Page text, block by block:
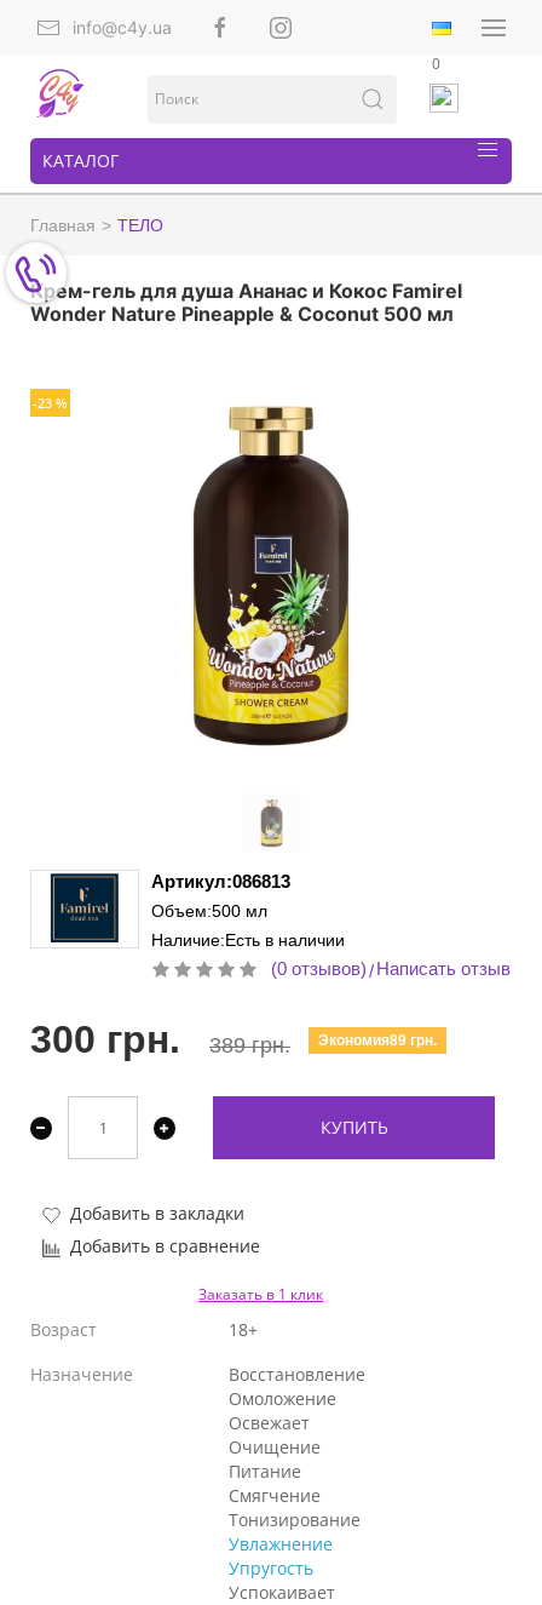
info@c4y.ua
0
КАТАЛОГ
Главная ТЕЛО
Крем-гель для душа Ананас и Кокос Famirel
Wonder Nature Pineapple & Coconut 500 мл
-23 %
Артикул:086813
Объем:500 мл
Наличие:Есть в наличии
(0 отзывов)/Написать отзыв
300 грн. 389 грн. Экономия89 грн.
КУПИТЬ
Добавить в закладки
Добавить в сравнение
Заказать в 1 клик
Возраст
18+
Назначение
Восстановление
Омоложение
Освежает
Очищение
Питание
Смягчение
Тонизирование
Увлажнение
Упругость
Успокаивает